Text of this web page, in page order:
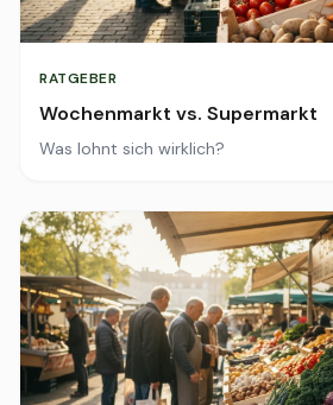
RATGEBER
Wochenmarkt vs. Supermarkt
Was lohnt sich wirklich?